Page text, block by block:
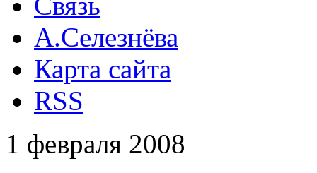
А.Селезнёва
Карта сайта
RSS
1 февраля 2008